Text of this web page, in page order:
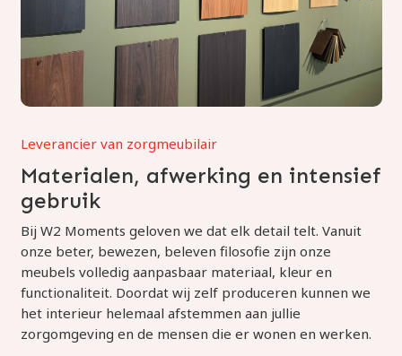
Leverancier van zorgmeubilair
Materialen, afwerking en intensief
gebruik
Bij W2 Moments geloven we dat elk detail telt. Vanuit
onze beter, bewezen, beleven filosofie zijn onze
meubels volledig aanpasbaar materiaal, kleur en
functionaliteit. Doordat wij zelf produceren kunnen we
het interieur helemaal afstemmen aan jullie
zorgomgeving en de mensen die er wonen en werken.